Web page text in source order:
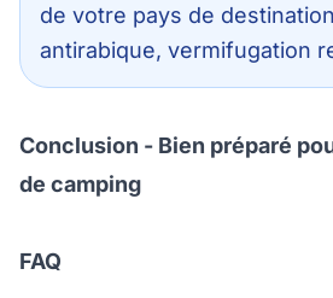
de votre pays de
antirabique, vermifugation
Conclusion - Bien préparé
de camping
FAQ